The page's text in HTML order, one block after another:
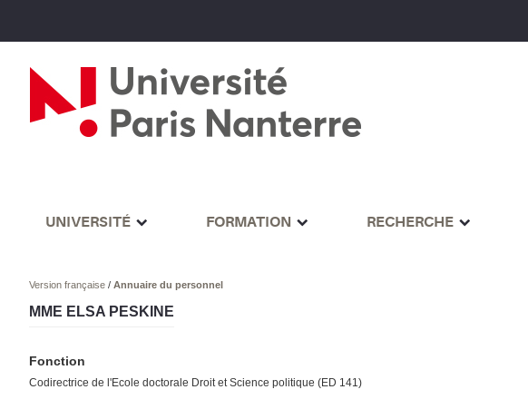
UNIVERSITÉ FORMATION RECHERCHE
Version française/ Annuaire du personnel
MME ELSA PESKINE
Fonction
Codirectrice de l'Ecole doctorale Droit et Science politique (ED 141)